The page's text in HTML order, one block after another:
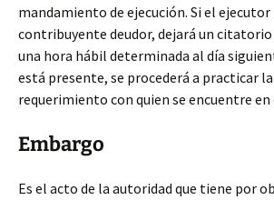
mandamiento de ejecución. Si el
contribuyente deudor, dejará un citatorio
una hora hábil determinada al día
está presente, se procederá a practicar
requerimiento con quien se encuentre
Embargo
Es el acto de la autoridad que tiene por